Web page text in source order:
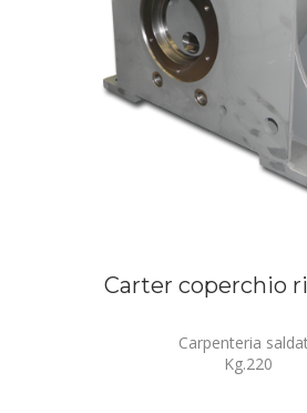
Carter coperchio
Carpenteria
Kg.220